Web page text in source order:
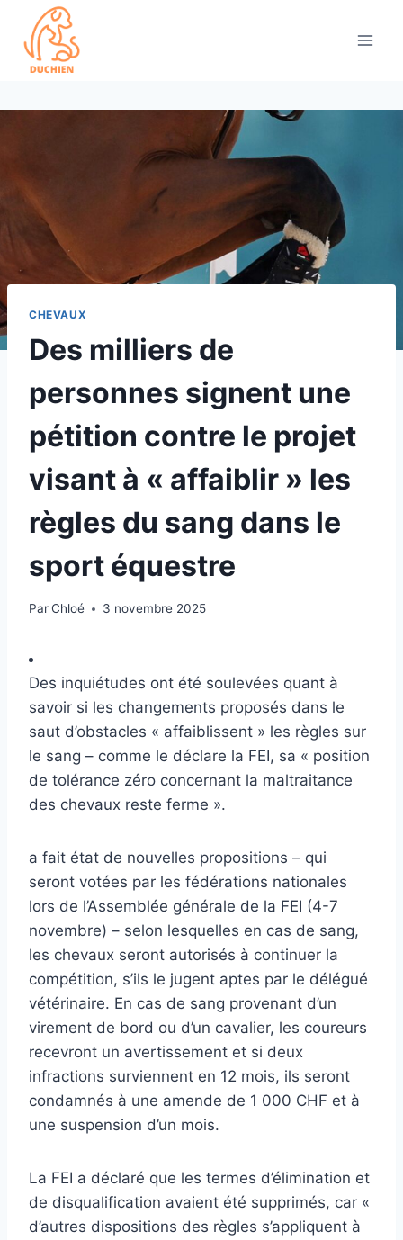
content
CHEVAUX
Des milliers de
personnes signent une
pétition contre le projet
visant à « affaiblir » les
règles du sang dans le
sport équestre
ParChloé 3 novembre 2025
Des inquiétudes ont été soulevées quant à
savoir si les changements proposés dans le
saut d’obstacles « affaiblissent » les règles sur
le sang – comme le déclare la FEI, sa « position
de tolérance zéro concernant la maltraitance
des chevaux reste ferme ».
a fait état de nouvelles propositions – qui
seront votées par les fédérations nationales
lors de l’Assemblée générale de la FEI (4-7
novembre) – selon lesquelles en cas de sang,
les chevaux seront autorisés à continuer la
compétition, s’ils le jugent aptes par le délégué
vétérinaire. En cas de sang provenant d’un
virement de bord ou d’un cavalier, les coureurs
recevront un avertissement et si deux
infractions surviennent en 12 mois, ils seront
condamnés à une amende de 1 000 CHF et à
une suspension d’un mois.
La FEI a déclaré que les termes d’élimination et
de disqualification avaient été supprimés, car «
d’autres dispositions des règles s’appliquent à